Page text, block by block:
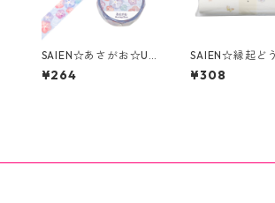
SAIEN☆あさがお☆UR
-0268☆マスキングテ
ープ
¥264
SAIEN☆縁起ど
懐紙☆蝶尽くし
8）
¥308